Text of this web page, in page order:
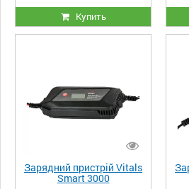
Купить
Зарядний пристрій Vitals
Smart 3000